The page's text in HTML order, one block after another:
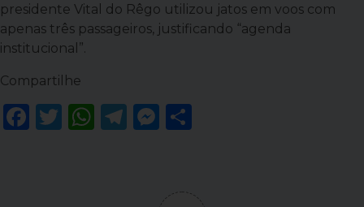
presidente Vital do Rêgo utilizou jatos em voos com
apenas três passageiros, justificando “agenda
institucional”.
Compartilhe
Facebook
Twitter
WhatsApp
Telegram
Messenger